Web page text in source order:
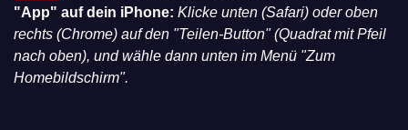
"App" auf dein iPhone: Klicke unten (Safari) oder oben
rechts (Chrome) auf den "Teilen-Button" (Quadrat mit Pfeil
nach oben), und wähle dann unten im Menü "Zum
Homebildschirm".